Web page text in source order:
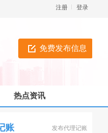
登录
注册
免费发布信息
热点资讯
账 发布代理记账